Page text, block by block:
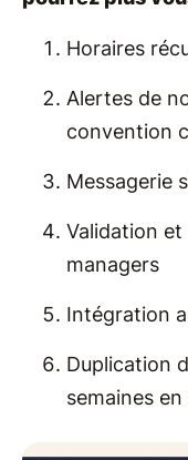
Horaires
Alertes de
convention
Messagerie
Validation et
managers
Intégration
Duplication
semaines en